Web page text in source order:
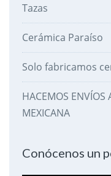
Tazas
Cerámica Paraíso
Solo fabricamos
HACEMOS ENVÍOS
MEXICANA
Conócenos un